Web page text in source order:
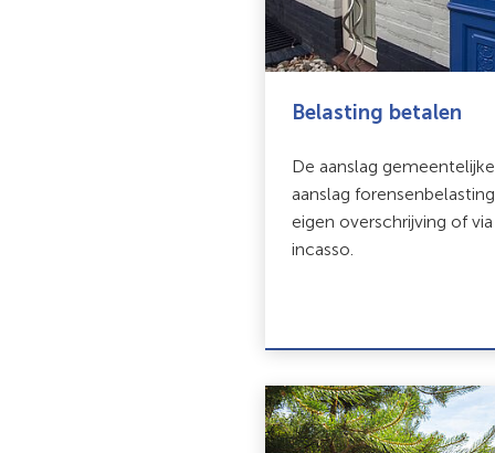
Belasting betalen
De aanslag
aanslag
eigen overschrijving of
incasso.